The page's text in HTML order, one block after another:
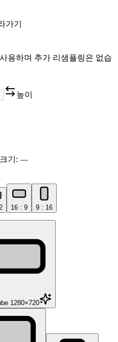
가기
용하며 추가 리샘플링은 없습
높이
기 : —
16 : 9 9 : 16
1280×720